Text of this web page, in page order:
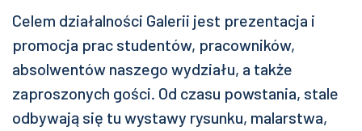
Celem działalności Galerii jest prezentacja i
promocja prac studentów, pracowników,
absolwentów naszego wydziału, a także
zaproszonych gości. Od czasu powstania, stale
odbywają się tu wystawy rysunku, malarstwa,